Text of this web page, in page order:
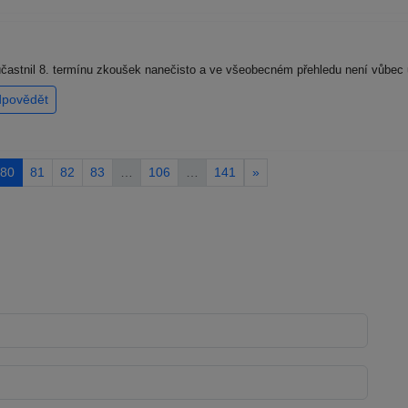
8. termínu zkoušek nanečisto a ve všeobecném přehledu není
80 81 82 83 106 141 »